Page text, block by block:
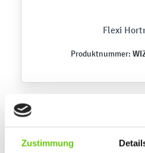
Zustimmung
Flexi
Produktnummer: